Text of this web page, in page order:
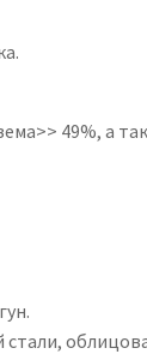
49%, а